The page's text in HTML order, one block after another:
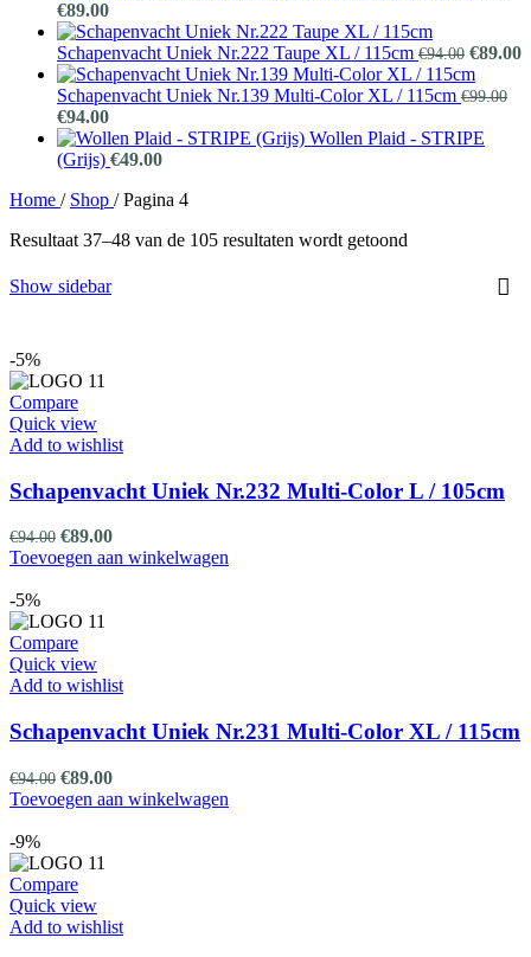
€85.00
Oorspronkelijke
prijs
was:
€94.00.
€89.00Huidige
prijs
is:
€89.00.
Schapenvacht Uniek Nr.222 Taupe XL / 115cm €94.00
prijs
was:
€89.00
Schapenvacht Uniek Nr.139 Multi-Color XL / 115cm €99.00
Oorspronkelijke
prijs
was:
€94.00Huidige
prijs
is:
Wollen Plaid - STRIPE
(Grijs) €49.00
Home / Shop / Pagina 4
Resultaat 37–48 van de 105 resultaten wordt getoond
Show sidebar
-5%
Compare
Quick view
Add to wishlist
Schapenvacht Uniek Nr.232 Multi-Color L / 105cm
€94.00 Oorspronkelijke
prijs
€89.00Huidige
prijs
Toevoegen aan winkelwagen
-5%
Compare
Quick view
Add to wishlist
Schapenvacht Uniek Nr.231 Multi-Color XL / 115cm
€94.00 Oorspronkelijke
prijs
€89.00Huidige
prijs
Toevoegen aan winkelwagen
-9%
Compare
Quick view
Add to wishlist